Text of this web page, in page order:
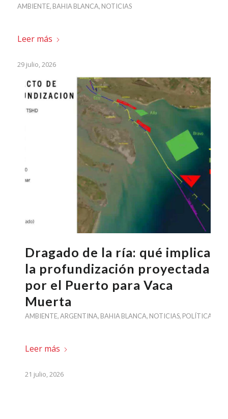
AMBIENTE, BAHIA BLANCA, NOTICIAS
Leer más
29 julio, 2026
Dragado de la ría: qué implica
la profundización proyectada
por el Puerto para Vaca
Muerta
AMBIENTE,ARGENTINA, BAHIA BLANCA, NOTICIAS, POLÍTICA
Leer más
21 julio, 2026